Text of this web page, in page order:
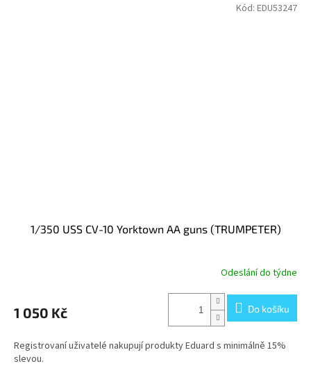
1/350 USS CV-10 Yorktown AA guns (TRUMPETER)
Odeslání do týdne
1 050 Kč Do košíku
Registrovaní uživatelé nakupují produkty Eduard s minimálně 15%
slevou.
Kód: EDU53247